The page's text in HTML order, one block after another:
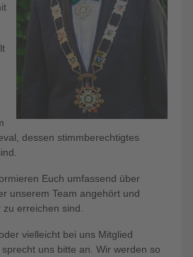
dessen stimmberechtigtes
Euch umfassend über
unserem Team angehört und
erreichen sind.
vielleicht bei uns Mitglied
uns bitte an. Wir werden so